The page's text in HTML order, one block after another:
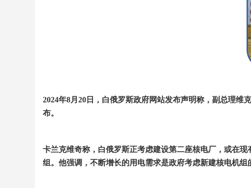
2024年8月 20日，白俄罗斯政府网站发布声明称，副总理维
布。
卡兰克维奇称，白俄罗斯正考虑建设第二座核电厂，或在现
组。他强调，不断增长的用电需求是政府考虑新建核电机组